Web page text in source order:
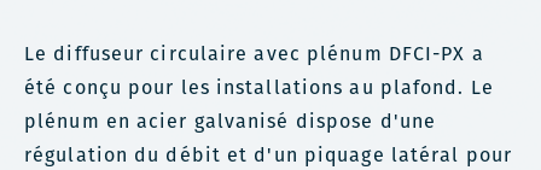
Le diffuseur circulaire avec plénum DFCI-PX a
été conçu pour les installations au plafond. Le
plénum en acier galvanisé dispose d'une
régulation du débit et d'un piquage latéral pour